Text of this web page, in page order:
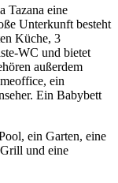
Tazana eine
Unterkunft besteht
Küche, 3
WC und bietet
außerdem
ein
Ein Babybett
ein Garten, eine
Grill und eine